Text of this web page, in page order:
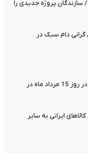
سازندگان پروژه جدیدی را
گرانی دام سبک در
اسامی شعب کشیک موسسه اعتباری ملل در روز 15 مرداد ماه در
ایرانی به سایر